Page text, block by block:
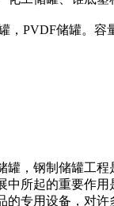
，PVDF储罐。
，钢制储罐工程
所起的重要作
专用设备，对